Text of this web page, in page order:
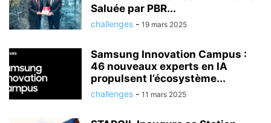
Saluée par PBR...
challenges - 19 mars 2025
Samsung Innovation Campus :
46 nouveaux experts en IA
propulsent l’écosystème...
challenges - 11 mars 2025